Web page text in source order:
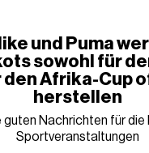
und Puma
sowohl für
den Afrika-Cup
herstellen
guten Nachrichten für die
Sportveranstaltungen